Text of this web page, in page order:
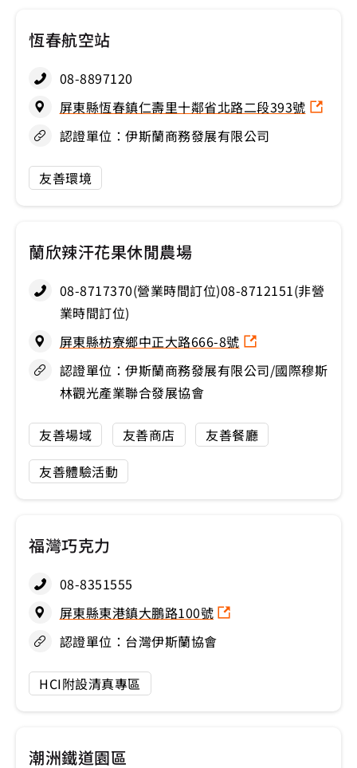
恆春航空站
08-8897120
屏東縣恆春鎮仁壽里十鄰省北路二段393號
認證單位：伊斯蘭商務發展有限公司
友善環境
蘭欣辣汗花果休閒農場
08-8717370(營業時間訂位)08-8712151(非營
業時間訂位)
屏東縣枋寮鄉中正大路666-8號
認證單位：伊斯蘭商務發展有限公司/國際穆斯
林觀光產業聯合發展協會
友善場域 友善商店
友善餐廳
友善體驗活動
福灣巧克力
08-8351555
屏東縣東港鎮大鵬路100號
認證單位：台灣伊斯蘭協會
HCI附設清真專區
潮洲鐵道園區